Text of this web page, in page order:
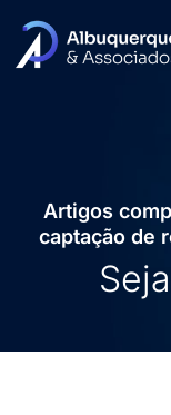
Artigos
captação de